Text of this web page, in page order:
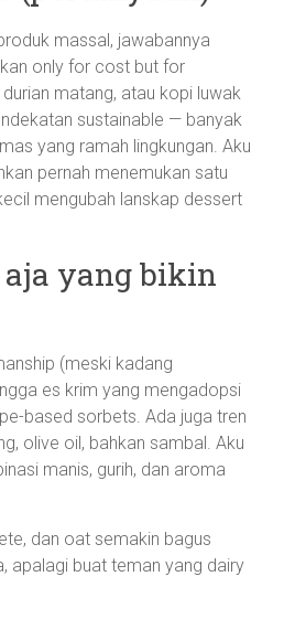
massal, jawabannya
only for cost but for
matang, atau kopi luwak
sustainable — banyak
yang ramah lingkungan. Aku
pernah menemukan satu
mengubah lanskap dessert
aja yang bikin
(meski kadang
es krim yang mengadopsi
based sorbets. Ada juga tren
olive oil, bahkan sambal. Aku
manis, gurih, dan aroma
dan oat semakin bagus
apalagi buat teman yang dairy